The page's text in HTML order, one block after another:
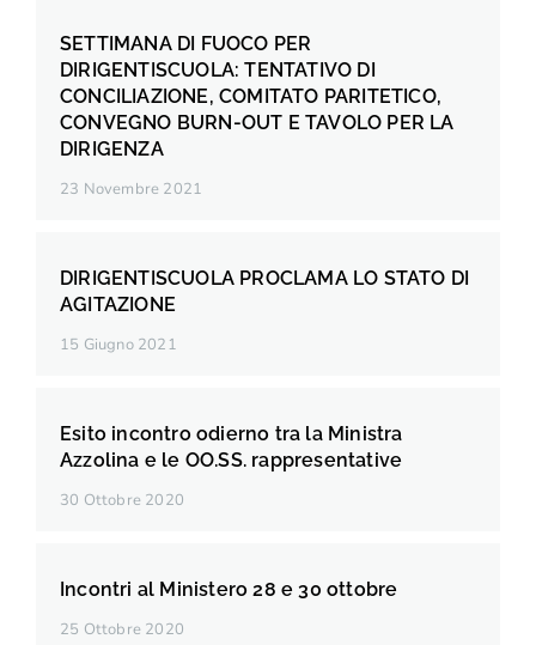
SETTIMANA DI FUOCO PER
DIRIGENTISCUOLA: TENTATIVO DI
CONCILIAZIONE, COMITATO PARITETICO,
CONVEGNO BURN-OUT E TAVOLO PER LA
DIRIGENZA
23 Novembre 2021
DIRIGENTISCUOLA PROCLAMA LO STATO DI
AGITAZIONE
15 Giugno 2021
Esito incontro odierno tra la Ministra
Azzolina e le OO.SS. rappresentative
30 Ottobre 2020
Incontri al Ministero 28 e 30 ottobre
25 Ottobre 2020